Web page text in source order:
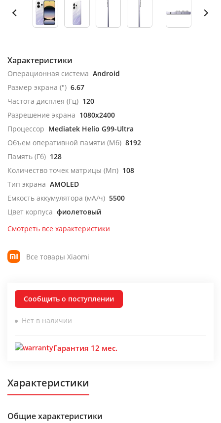
Характеристики
Операционная система Android
Размер экрана (") 6.67
Частота дисплея (Гц) 120
Разрешение экрана 1080x2400
Процессор Mediatek Helio G99-Ultra
Объем оперативной памяти (Мб) 8192
Память (Гб) 128
Количество точек матрицы (Мп) 108
Тип экрана AMOLED
Емкость аккумулятора (мА/ч) 5500
Цвет корпуса фиолетовый
Смотреть все характеристики
Все товары Xiaomi
Сообщить о поступлении
Нет в наличии
Гарантия 12 мес.
Характеристики
Общие характеристики